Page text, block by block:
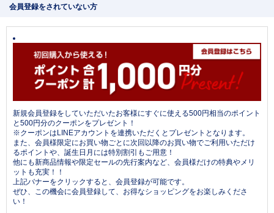
会員登録をされていない方
新規会員登録をしていただいたお客様にすぐに使える500円相当のポイント
と500円分のクーポンをプレゼント！
※クーポンはLINEアカウントを連携いただくとプレゼントとなります。
また、会員様限定にお買い物ごとに次回以降のお買い物でご利用いただけ
るポイントや、誕生日月には特別割引もご用意！
他にも新商品情報や限定セールの先行案内など、会員様だけの特典やメリ
ットも充実！！
上記バナーをクリックすると、会員登録が可能です。
ぜひ、この機会に会員登録して、お得なショッピングをお楽しみくださ
い！